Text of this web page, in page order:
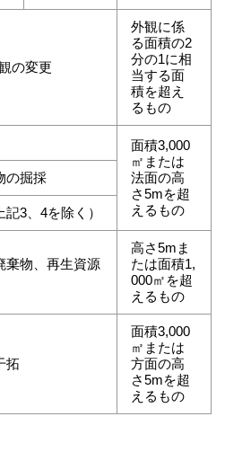
の変更
外観に係
る面積の2
分の1に相
当する面
積を超え
るもの
面積3,000
㎡または
法面の高
さ5mを超
えるもの
の掘採
3、4を除く）
物、再生資源
高さ5mま
たは面積1,
000㎡を超
えるもの
拓
面積3,000
㎡または
方面の高
さ5mを超
えるもの